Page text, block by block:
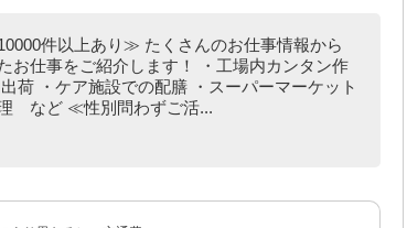
件以上あり≫ たくさんのお仕事情報から
お仕事をご紹介します！ ・工場内カンタン作
荷 ・ケア施設での配膳 ・スーパーマーケット
など ≪性別問わずご活...